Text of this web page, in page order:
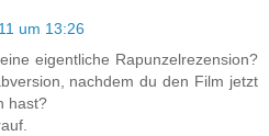
um 13:26
eigentliche Rapunzelrezension?
nachdem du den Film jetzt
hast?